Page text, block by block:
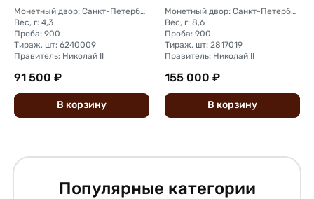
Монетный двор: Санкт-Петербургский монетный двор
Вес, г: 4,3
Проба: 900
Тираж, шт: 6240009
Правитель: Николай II
91 500 ₽
В корзину
Монетный двор: Санкт-Петербургский монетный двор
Вес, г: 8,6
Проба: 900
Тираж, шт: 2817019
Правитель: Николай II
155 000 ₽
В корзину
Популярные категории